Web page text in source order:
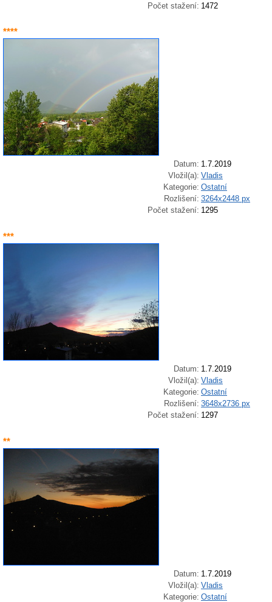
Počet stažení: 1472
****
Datum: 1.7.2019
Vložil(a): Vladis
Kategorie: Ostatní
Rozlišení: 3264x2448 px
Počet stažení: 1295
***
Datum: 1.7.2019
Vložil(a): Vladis
Kategorie: Ostatní
Rozlišení: 3648x2736 px
Počet stažení: 1297
**
Datum: 1.7.2019
Vložil(a): Vladis
Kategorie: Ostatní